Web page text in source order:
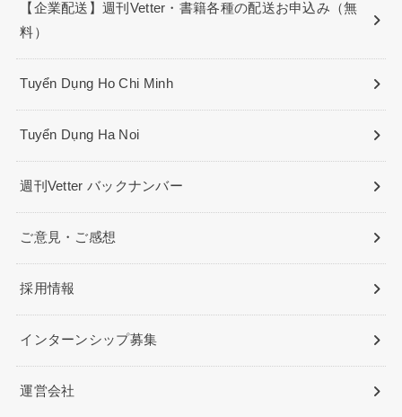
【企業配送】週刊Vetter・書籍各種の配送お申込み（無
料）
Tuyển Dụng Ho Chi Minh
Tuyển Dụng Ha Noi
週刊Vetter バックナンバー
ご意見・ご感想
採用情報
インターンシップ募集
運営会社